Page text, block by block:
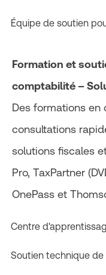
Équipe de soutien
Formation et
comptabilité –
Des formations en
consultations
solutions fiscales
Pro, TaxPartner
OnePass et
Centre
Soutien technique de